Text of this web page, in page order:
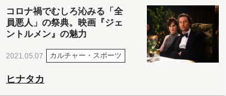
コロナ禍でむしろ沁みる「全
員悪人」の祭典。映画『ジェ
ントルメン』の魅力
2021.05.07 カルチャー・スポーツ
ヒナタカ